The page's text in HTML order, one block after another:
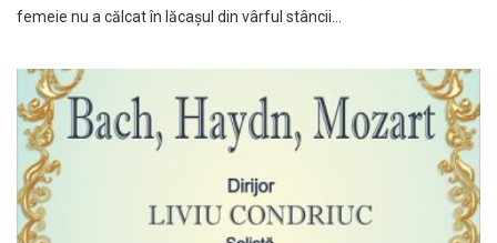
femeie nu a călcat în lăcașul din vârful stâncii…